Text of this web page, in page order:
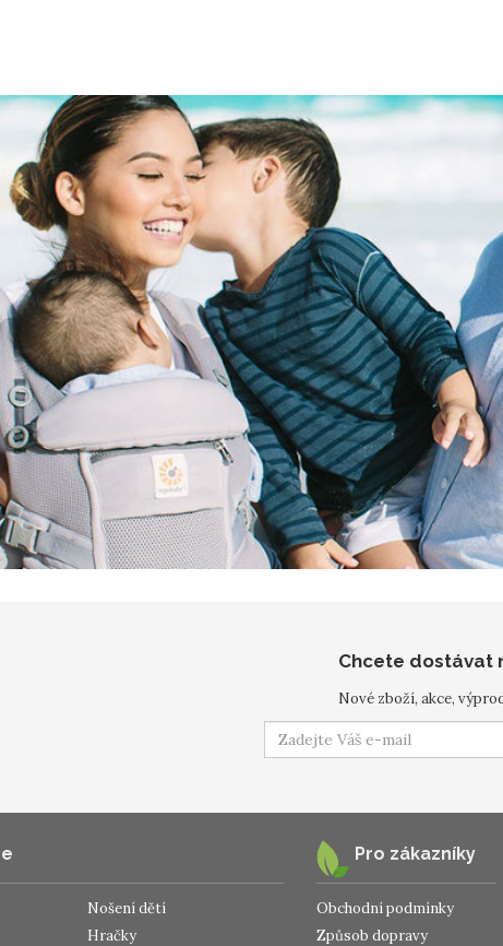
Chcete dostávat
Nové zboží, akce,
Nošení dětí
Hračky
Pro zákazníky
Obchodní podmínky
Způsob dopravy